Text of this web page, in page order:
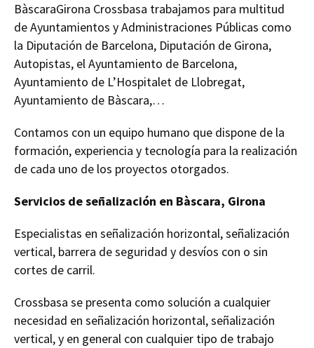
BàscaraGirona Crossbasa trabajamos para multitud
de Ayuntamientos y Administraciones Públicas como
la Diputación de Barcelona, Diputación de Girona,
Autopistas, el Ayuntamiento de Barcelona,
Ayuntamiento de L’Hospitalet de Llobregat,
Ayuntamiento de Bàscara,…
Contamos con un equipo humano que dispone de la
formación, experiencia y tecnología para la realización
de cada uno de los proyectos otorgados.
Servicios de señalización en Bàscara, Girona
Especialistas en señalización horizontal, señalización
vertical, barrera de seguridad y desvíos con o sin
cortes de carril.
Crossbasa se presenta como solución a cualquier
necesidad en señalización horizontal, señalización
vertical, y en general con cualquier tipo de trabajo